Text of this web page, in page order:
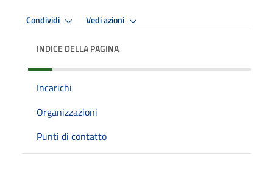
Condividi Vedi azioni
INDICE DELLA PAGINA
Incarichi
Organizzazioni
Punti di contatto